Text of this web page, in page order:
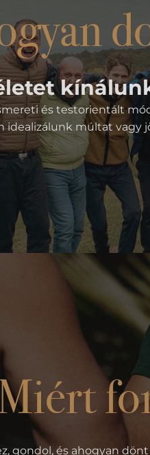
és testorientált
idealizálunk múltat vagy
gondol, és ahogyan